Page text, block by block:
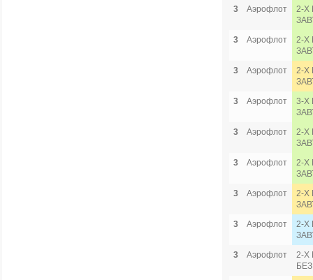
3
Аэрофлот
2-Х
3
Аэрофлот
2-Х
3
Аэрофлот
2-Х
3
Аэрофлот
3-Х
3
Аэрофлот
2-Х
3
Аэрофлот
2-Х
3
Аэрофлот
2-Х
3
Аэрофлот
2-Х
3
Аэрофлот
2-Х